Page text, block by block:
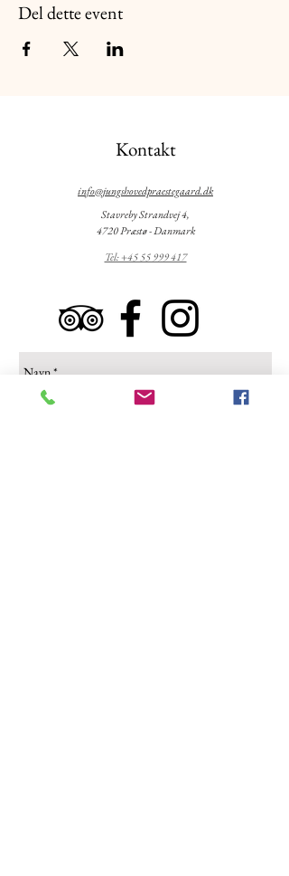
Del dette event
Kontakt
info@jungshovedpraestegaard.dk
Stavreby Strandvej 4,
4720 Præstø - Danmark
Tel: +45 55 999 417